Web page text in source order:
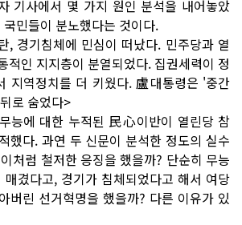
기사에서 몇 가지 원인 분석을 내어놓았
민들이 분노했다는 것이다.
, 경기침체에 민심이 떠났다. 민주당과 열
적인 지지층이 분열되었다. 집권세력이 정
지역정치를 더 키웠다. 盧대통령은 '중간
로 숨었다>
능에 대한 누적된 民心이반이 열린당 참
했다. 과연 두 신문이 분석한 정도의 실수
처럼 철저한 응징을 했을까? 단순히 무능
겼다고, 경기가 침체되었다고 해서 여당
버린 선거혁명을 했을까? 다른 이유가 있